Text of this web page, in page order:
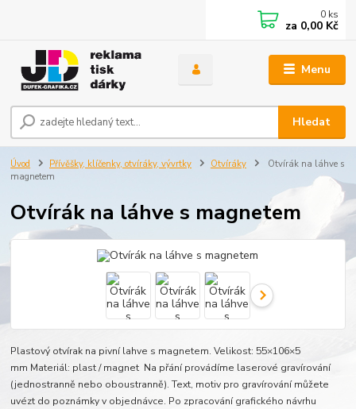
Menu
Hledat
0 ks
za 0,00 Kč
Úvod Přívěšky, klíčenky, otvíráky, vývrtky Otvíráky
Otvírák na láhve s
magnetem
Otvírák na láhve s magnetem
Plastový otvírak na pivní lahve s magnetem. Velikost: 55×106×5
mm Materiál: plast / magnet Na přání provádíme laserové gravírování
(jednostranně nebo oboustranně). Text, motiv pro gravírování můžete
uvézt do poznámky v objednávce. Po zpracování grafického návrhu